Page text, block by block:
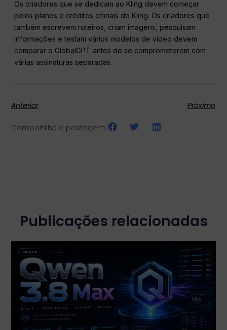
Os criadores que se dedicam ao Kling devem começar
pelos planos e créditos oficiais do Kling. Os criadores que
também escrevem roteiros, criam imagens, pesquisam
informações e testam vários modelos de vídeo devem
comparar o GlobalGPT antes de se comprometerem com
várias assinaturas separadas.
Anterior Próximo
Compartilhe a postagem:
Publicações relacionadas